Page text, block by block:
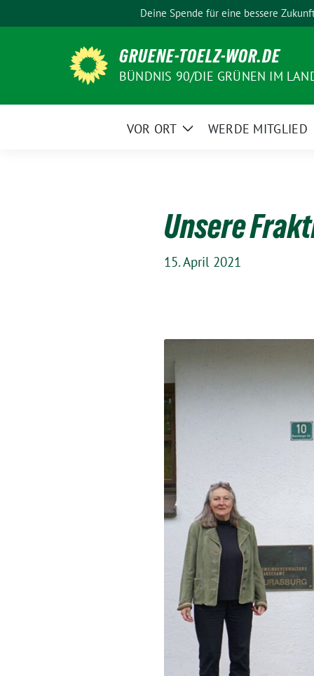
zum
Deine Spende für eine bessere
GRUENE-TOELZ-WOR.DE
BÜNDNIS 90/DIE GRÜNEN IM
VOR ORT
ZeigeWERDE MITGLIED
Unsere
15. April 2021